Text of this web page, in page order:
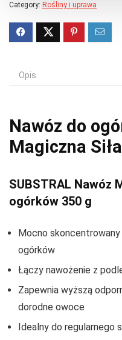
Category: Rośliny i uprawa
Opis
Nawóz do
Magiczna
SUBSTRAL Nawóz
ogórków 350 g
Mocno
ogórków
Łączy nawożenie z
Zapewnia wyższą
dorodne owoce
Idealny do regularnego